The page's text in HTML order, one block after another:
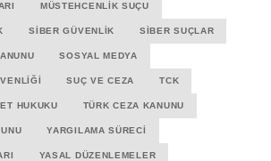
MÜSTEHCENLIK SUÇU
SIBER GÜVENLIK SIBER SUÇLAR
SOSYAL MEDYA
SUÇ VE CEZA TCK
HUKUKU TÜRK CEZA KANUNU
YARGILAMA SÜRECI
YASAL DÜZENLEMELER